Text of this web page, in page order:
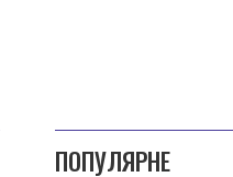
ПОПУЛЯРНЕ